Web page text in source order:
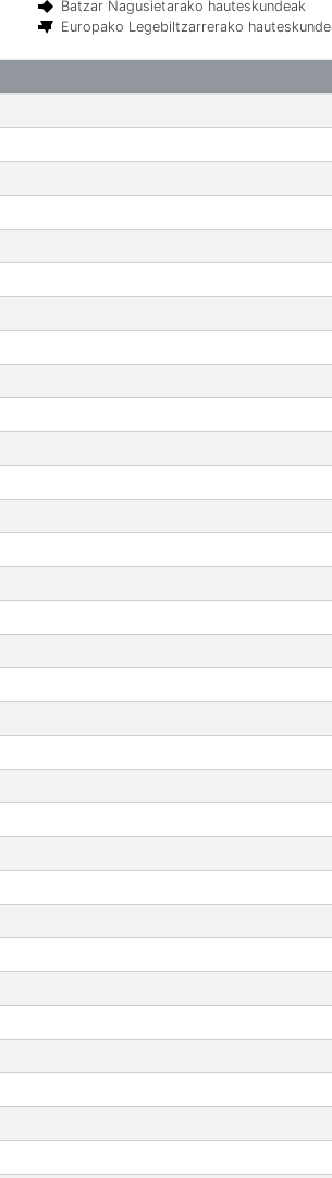
Batzar Nagusietarako hauteskundeak
Europako Legebiltzarrerako